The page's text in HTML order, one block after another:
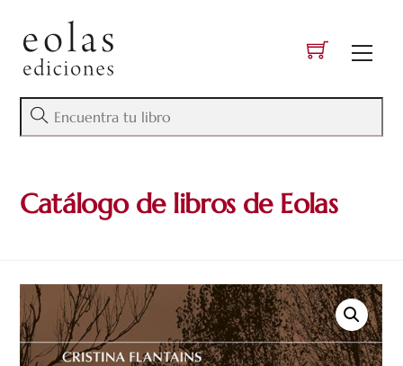
content
Catálogo de libros de Eolas